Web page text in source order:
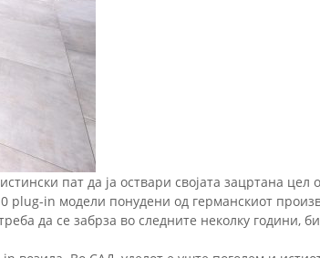
пат да ја оствари својата зацртана цел
in модели понудени од германскиот
да се забрза во следните неколку години,